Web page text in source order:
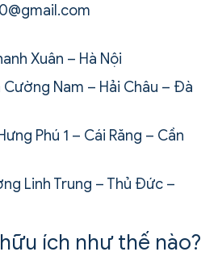
Xuân – Hà Nội
Cường Nam – Hải Châu – Đà
Phú 1 – Cái Răng – Cần
Linh Trung – Thủ Đức –
ích như thế nào?